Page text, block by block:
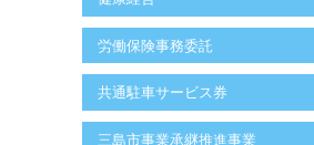
労働保険事務委託
共通駐車サービス券
三島市事業承継推進事業